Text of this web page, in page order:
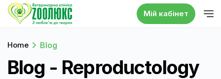
Мій кабінет
Home Blog
Blog - Reproductology